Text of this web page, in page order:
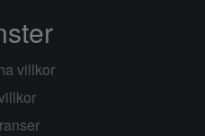
villkor